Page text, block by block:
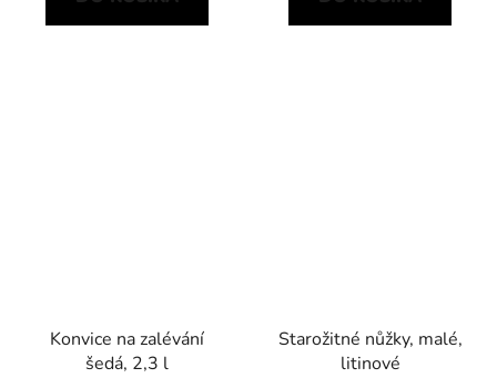
Konvice na zalévání
šedá, 2,3 l
Starožitné nůžky, malé,
litinové